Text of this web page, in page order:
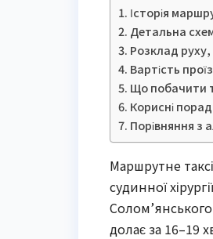
Історія
Детальна
Розклад руху,
Вартість
Що побачити
Корисні
Порівняння з
Маршрутне
судинної
долає за 16–19